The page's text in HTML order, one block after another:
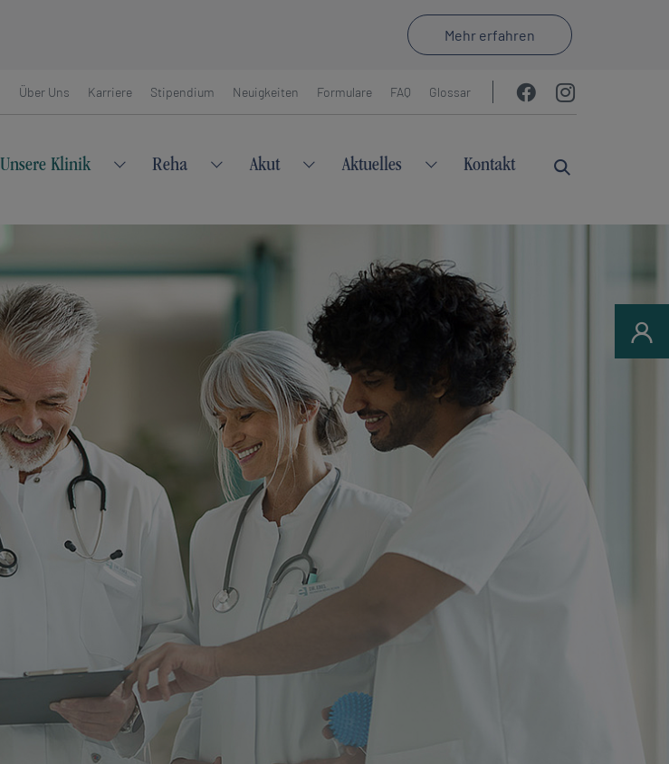
Mehr erfahren
Über Uns Karriere Stipendium Neuigkeiten Formulare FAQ Glossar
Unsere Klinik Submenu for "Unsere Klinik"
Reha Submenu for "Reha"
Akut Submenu for "Akut"
Aktuelles Submenu for "Aktuelles"
Kontakt